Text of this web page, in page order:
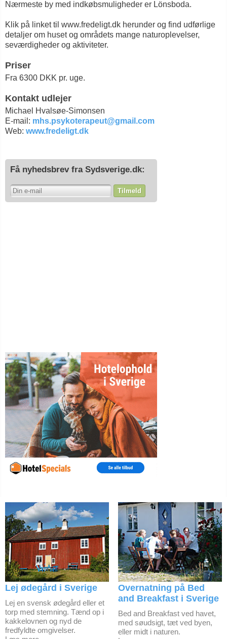
Nærmeste by med indkøbsmuligheder er Lönsboda.
Klik på linket til www.fredeligt.dk herunder og find udførlige
detaljer om huset og områdets mange naturoplevelser,
seværdigheder og aktiviteter.
Priser
Fra 6300 DKK pr. uge.
Kontakt udlejer
Michael Hvalsøe-Simonsen
E-mail: mhs.psykoterapeut@gmail.com
Web: www.fredeligt.dk
Få nyhedsbrev fra Sydsverige.dk:
Tilmeld
Lej ødegård i Sverige
Lej en svensk ødegård eller et
torp med stemning. Tænd op i
kakkelovnen og nyd de
fredfyldte omgivelser.
Overnatning på Bed
and Breakfast i Sverige
Bed and Breakfast ved havet,
med søudsigt, tæt ved byen,
eller midt i naturen.